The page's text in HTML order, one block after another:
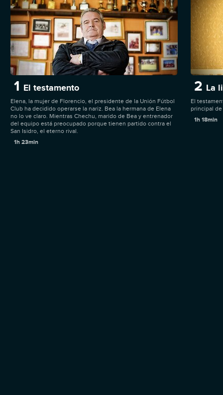
1 El testamento
Elena, la mujer de Florencio, el presidente de la Unión Fútbol
Club ha decidido operarse la nariz. Bea la hermana de Elena
no lo ve claro. Mientras Chechu, marido de Bea y entrenador
del equipo está preocupado porque tienen partido contra el
San Isidro, el eterno rival.
1h 23min
2 La
El
principal de
1h 18min